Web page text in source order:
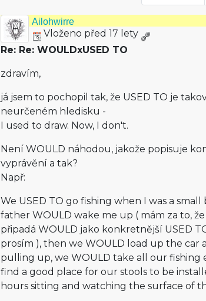
Ailohwirre
Vloženo před 17 lety
Re: Re: WOULDxUSED TO
zdravím,
já jsem to pochopil tak, že USED TO je
neurčeném hledisku -
I used to draw. Now, I don't.
Není WOULD náhodou, jakože popisuje
vyprávění a tak?
Např:
We USED TO go fishing when I was a
father WOULD wake me up ( mám za to, že
připadá WOULD jako konkretnější USED
prosím ), then we WOULD load up the car
pulling up, we WOULD take all our fishing
find a good place for our stools to be
hours sitting and watching the surface of